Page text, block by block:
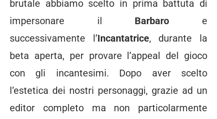
brutale abbiamo scelto in prima battuta di
impersonare il Barbaro e
successivamente l’Incantatrice, durante la
beta aperta, per provare l’appeal del gioco
con gli incantesimi. Dopo aver scelto
l’estetica dei nostri personaggi, grazie ad un
editor completo ma non particolarmente